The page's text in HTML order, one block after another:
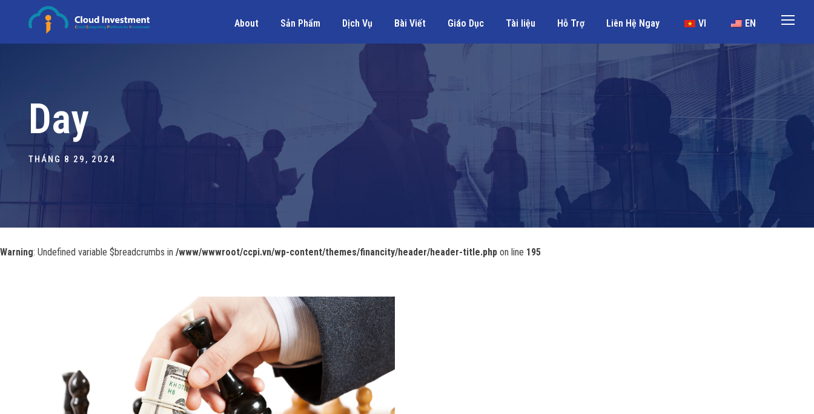
About Sản Phẩm Dịch Vụ Bài Viết Giáo Dục Tài liệu Hỗ Trợ Liên Hệ Ngay VI EN
Day
THÁNG 8 29, 2024
Warning: Undefined variable $breadcrumbs in /www/wwwroot/ccpi.vn/wp-content/themes/financity/header/header-title.php on line 195